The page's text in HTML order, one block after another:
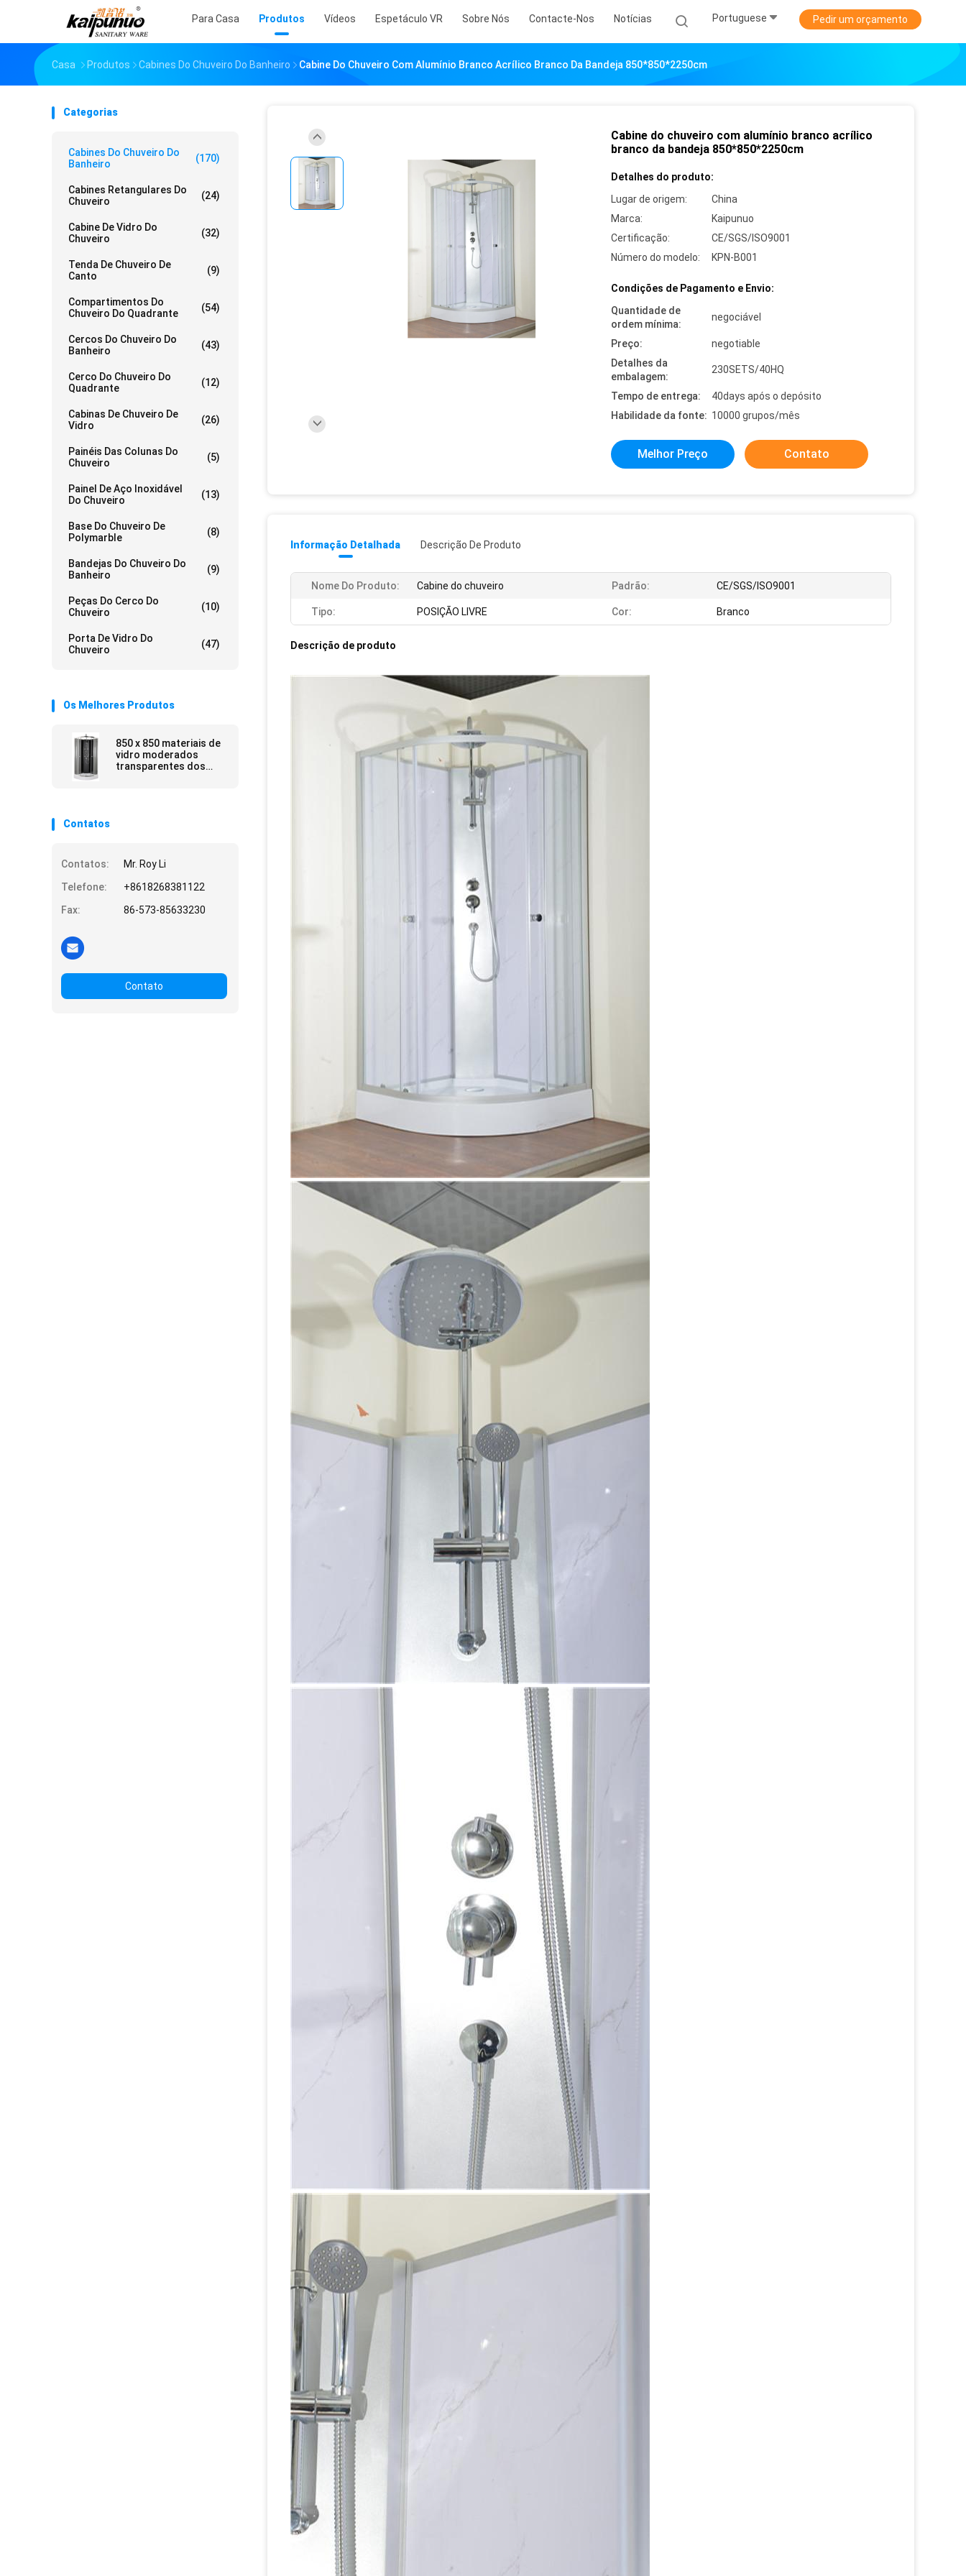
Para Casa Produtos Vídeos Espetáculo VR Sobre Nós Contacte-Nos Notícias Portuguese Pedir um orçamento
Casa Produtos Cabines Do Chuveiro Do Banheiro Cabine Do Chuveiro Com Alumínio Branco Acrílico Branco Da Bandeja 850*850*2250cm
Categorias
Cabines Do Chuveiro Do
Banheiro
(170)
Cabines Retangulares Do
Chuveiro
(24)
Cabine De Vidro Do
Chuveiro
(32)
Tenda De Chuveiro De
Canto
(9)
Compartimentos Do
Chuveiro Do Quadrante
(54)
Cercos Do Chuveiro Do
Banheiro
(43)
Cerco Do Chuveiro Do
Quadrante
(12)
Cabinas De Chuveiro De
Vidro
(26)
Painéis Das Colunas Do
Chuveiro
(5)
Painel De Aço Inoxidável
Do Chuveiro
(13)
Base Do Chuveiro De
Polymarble
(8)
Bandejas Do Chuveiro Do
Banheiro
(9)
Peças Do Cerco Do
Chuveiro
(10)
Porta De Vidro Do
Chuveiro
(47)
Os Melhores Produtos
850 x 850 materiais de
vidro moderados
transparentes dos
Contatos
Contatos:
Mr. Roy Li
Telefone:
+8618268381122
Fax:
86-573-85633230
Contato
Cabine do chuveiro com alumínio branco acrílico
branco da bandeja 850*850*2250cm
Detalhes do produto:
Lugar de origem:
China
Marca:
Kaipunuo
Certificação:
CE/SGS/ISO9001
Número do modelo:
KPN-B001
Condições de Pagamento e Envio:
Quantidade de
ordem mínima:
negociável
Preço:
negotiable
Detalhes da
embalagem:
230SETS/40HQ
Tempo de entrega:
40days após o depósito
Habilidade da fonte: 10000 grupos/mês
Melhor Preço Contato
Informação Detalhada Descrição De Produto
Nome Do Produto: Cabine do chuveiro Padrão: CE/SGS/ISO9001
Tipo: POSIÇÃO LIVRE Cor: Branco
Descrição de produto